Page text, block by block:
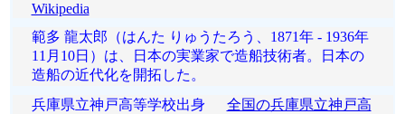
Wikipedia
範多 龍太郎（はんた りゅうたろう、1871年 - 1936年
11月10日）は、日本の実業家で造船技術者。日本の
造船の近代化を開拓した。
兵庫県立神戸高等学校出身 全国の兵庫県立神戸高